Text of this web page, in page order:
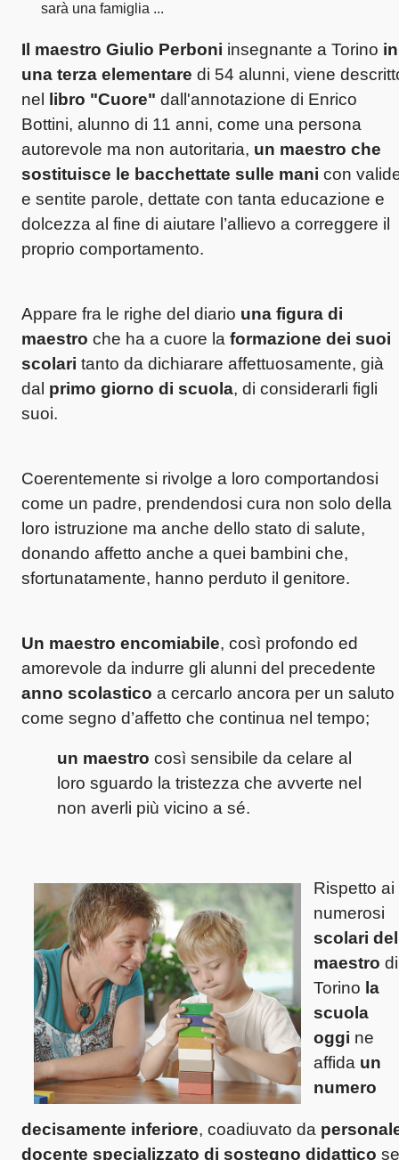
sarà una famiglia ...
Il maestro Giulio Perboni insegnante a Torino in
una terza elementare di 54 alunni, viene
nel
libro "Cuore" dall'annotazione di Enrico
Bottini, alunno di 11 anni, come una persona
autorevole ma non autoritaria, un maestro che
sostituisce le bacchettate sulle mani con
e sentite parole, dettate con tanta educazione e
dolcezza al fine di aiutare l’allievo a correggere il
proprio comportamento.
Appare fra le righe del diario una figura di
maestro che ha a cuore la formazione dei suoi
scolari tanto da dichiarare affettuosamente, già
dal primo giorno di scuola, di considerarli figli
suoi.
Coerentemente si rivolge a loro comportandosi
come un padre, prendendosi cura non solo della
loro istruzione ma anche dello stato di salute,
donando affetto anche a quei bambini che,
sfortunatamente, hanno perduto il genitore.
Un maestro encomiabile, così profondo ed
amorevole da indurre gli alunni del precedente
anno scolastico a cercarlo ancora per un saluto
come segno d’affetto che continua nel tempo;
un maestro così sensibile da celare al
loro sguardo la tristezza che avverte nel
non averli più vicino a sé.
Rispetto ai
numerosi
scolari del
maestro di
Torino la
scuola
oggi ne
affida un
numero
decisamente inferiore, coadiuvato da
docente specializzato di sostegno didattico se